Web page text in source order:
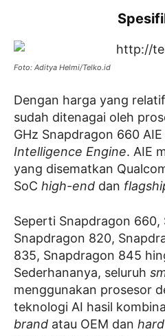
Foto: Aditya Helmi/Telko.id
Dengan harga yang
sudah ditenagai oleh
GHz Snapdragon 660 AIE
Intelligence Engine. AIE
yang disematkan
SoC high-end dan
Seperti Snapdragon 660,
Snapdragon 820,
835, Snapdragon 845
Sederhananya, seluruh
menggunakan prosesor
teknologi AI hasil
brand atau OEM dan